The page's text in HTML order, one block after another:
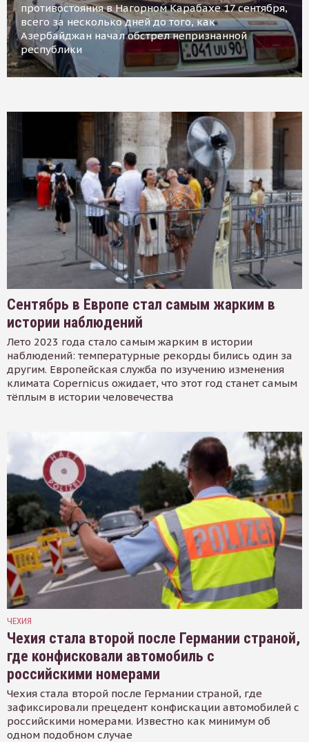
противостояния в Нагорном Карабахе 17 сентября,
всего за несколько дней до того, как
Азербайджан начал обстрел непризнанной
республики
Сентябрь в Европе стал самым жарким в
истории наблюдений
Лето 2023 года стало самым жарким в истории
наблюдений: температурные рекорды бились один за
другим. Европейская служба по изучению изменения
климата Copernicus ожидает, что этот год станет самым
тёплым в истории человечества
ЧЕХИЯ
Чехия стала второй после Германии страной,
где конфисковали автомобиль с
российскими номерами
Чехия стала второй после Германии страной, где
зафиксировали прецедент конфискации автомобилей с
российскими номерами. Известно как минимум об
одном подобном случае